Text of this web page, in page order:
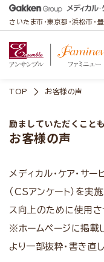
さいたま市・東京都・浜松市・
TOP お客様の声
励ましていただくことも
お客様の声
メディカル・ケア・サ
（CSアンケート）を実
ス向上のために使用さ
※ホームページに掲載
より一部抜粋・書き直